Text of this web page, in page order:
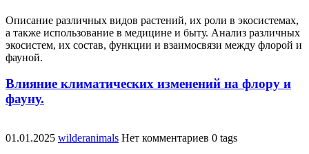
Описание различных видов растений, их роли в экосистемах,
а также использование в медицине и быту. Анализ различных
экосистем, их состав, функции и взаимосвязи между флорой и
фауной.
Влияние климатических изменений на флору и
фауну.
01.01.2025 wilderanimals Нет комментариев 0 tags